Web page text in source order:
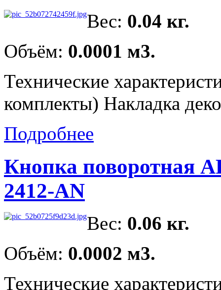
Вес: 0.04 кг.
Объём: 0.0001 м3.
Технические
комплекты) Накладка
Подробнее
Кнопка поворотная
2412-AN
Вес: 0.06 кг.
Объём: 0.0002 м3.
Технические